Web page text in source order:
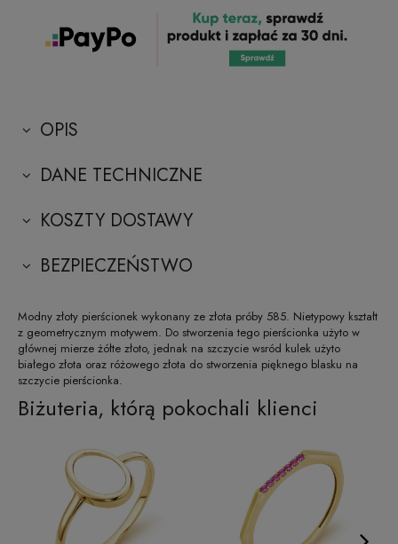
OPIS
DANE TECHNICZNE
KOSZTY DOSTAWY
BEZPIECZEŃSTWO
Modny złoty pierścionek wykonany ze złota próby 585. Nietypowy kształt
z geometrycznym motywem. Do stworzenia tego pierścionka użyto w
głównej mierze żółte złoto, jednak na szczycie wsród kulek użyto
białego złota oraz różowego złota do stworzenia pięknego blasku na
szczycie pierścionka.
Biżuteria, którą pokochali klienci